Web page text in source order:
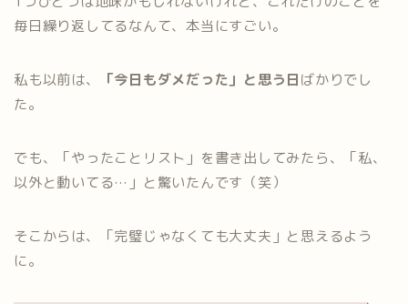
毎日繰り返してるなんて、本当にすごい。
私も以前は、 「今日もダメだった」と思う日ばかりでし
た。
でも、「やったことリスト」を書き出してみたら、「私、
以外と動いてる…」と驚いたんです（笑）
そこからは、「完璧じゃなくても大丈夫」と思えるよう
に。